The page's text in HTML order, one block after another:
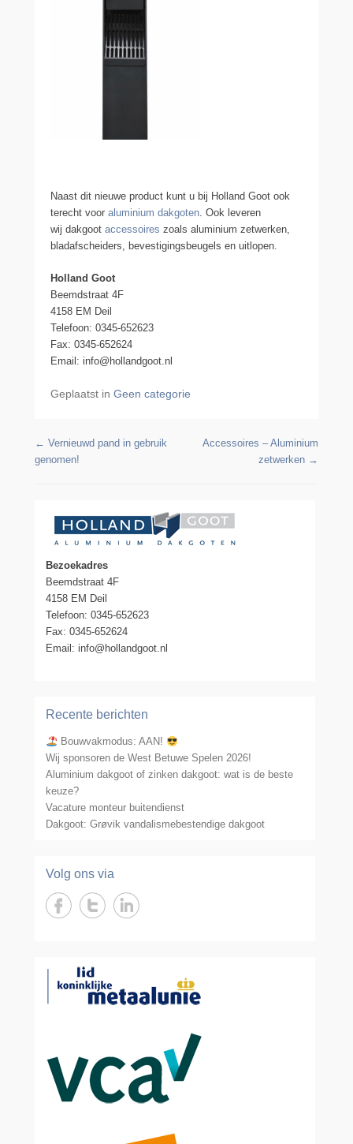
Naast dit nieuwe product kunt u bij Holland Goot ook
terecht voor aluminium dakgoten. Ook leveren
wij dakgoot accessoires zoals aluminium zetwerken,
bladafscheiders, bevestigingsbeugels en uitlopen.
Holland Goot
Beemdstraat 4F
4158 EM Deil
Telefoon: 0345-652623
Fax: 0345-652624
Email: info@hollandgoot.nl
Geplaatst in Geen categorie
Berichtennavigatie
← Vernieuwd pand in gebruik
genomen!
Accessoires – Aluminium
zetwerken →
Bezoekadres
Beemdstraat 4F
4158 EM Deil
Telefoon: 0345-652623
Fax: 0345-652624
Email: info@hollandgoot.nl
Recente berichten
Bouwvakmodus: AAN!
Wij sponsoren de West Betuwe Spelen 2026!
Aluminium dakgoot of zinken dakgoot: wat is de beste
keuze?
Vacature monteur buitendienst
Dakgoot: Grøvik vandalismebestendige dakgoot
Volg ons via